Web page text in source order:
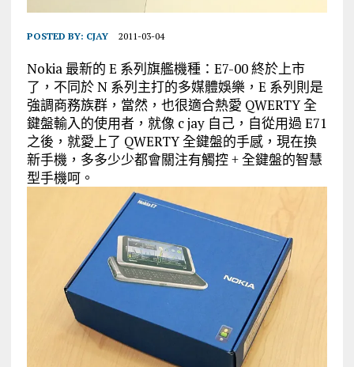
POSTED BY: CJAY 2011-03-04
Nokia 最新的 E 系列旗艦機種：E7-00 終於上市
了，不同於 N 系列主打的多媒體娛樂，E 系列則是
強調商務族群，當然，也很適合熱愛 QWERTY 全
鍵盤輸入的使用者，就像 c jay 自己，自從用過 E71
之後，就愛上了 QWERTY 全鍵盤的手感，現在換
新手機，多多少少都會關注有觸控 + 全鍵盤的智慧
型手機呵。